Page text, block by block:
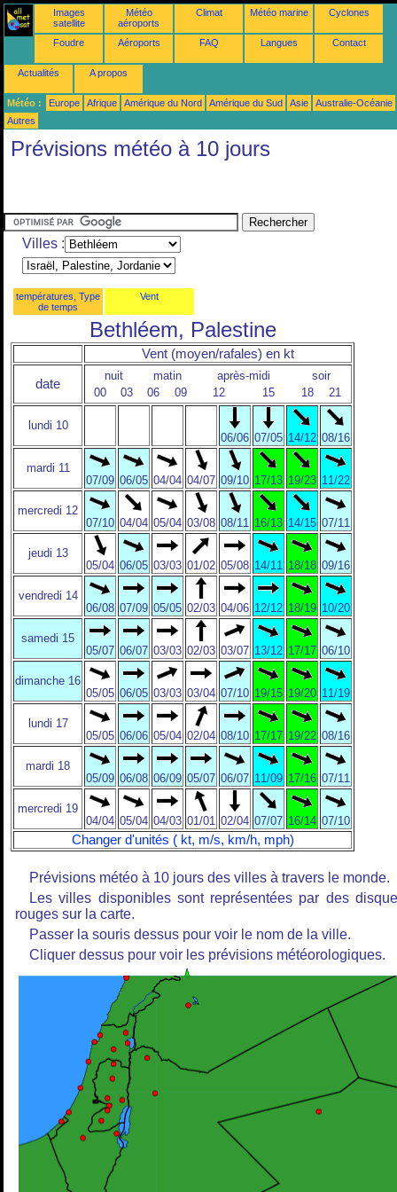
Images
satellite
Météo
aéroports
Climat Météo marine Cyclones
Foudre Aéroports FAQ Langues Contact
Actualités A propos
Météo : Europe Afrique Amérique du Nord Amérique du Sud Asie
Australie-Océanie
Autres
Prévisions météo à 10 jours
Villes :
températures, Type
de temps
Vent
Bethléem, Palestine
Vent (moyen/rafales) en kt
date
nuit matin après-midi
soir
00
03 06 09 12 15 18 21
lundi 10
06/06 07/05 14/12 08/16
mardi 11
07/09 06/05 04/04 04/07 09/10 17/13 19/23 11/22
mercredi 12
07/10 04/04 05/04 03/08 08/11 16/13 14/15 07/11
jeudi 13
05/04 06/05 03/03 01/02 05/08 14/11 18/18 09/16
vendredi 14
06/08 07/09 05/05 02/03 04/06 12/12 18/19 10/20
samedi 15
05/07 06/07 03/03 02/03 03/07 13/12 17/17 06/10
dimanche 16
05/05 06/05 03/03 03/04 07/10 19/15 19/20 11/19
lundi 17
05/05 06/06 05/04 02/04 08/10 17/17 19/22 08/16
mardi 18
05/09 06/08 06/09 05/07 06/07 11/09 17/16 07/11
mercredi 19
04/04 05/04 04/03 01/01 02/04 07/07 16/14 07/10
Changer d'unités ( kt, m/s, km/h, mph)
Prévisions météo à 10 jours des villes à travers le monde.
Les villes disponibles sont représentées par des
rouges sur la carte.
Passer la souris dessus pour voir le nom de la ville.
Cliquer dessus pour voir les prévisions météorologiques.